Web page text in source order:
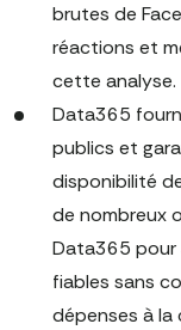
brutes de
réactions et
cette analyse.
Data365
publics et
disponibilité
de nombreux
Data365 pour
fiables sans
dépenses à